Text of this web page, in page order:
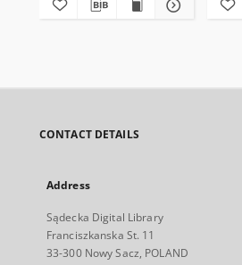
CONTACT DETAILS
Address
Sądecka Digital Library
Franciszkanska St. 11
33-300 Nowy Sacz, POLAND